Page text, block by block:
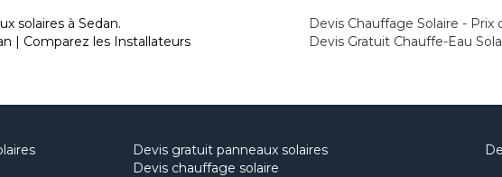
solaires à Sedan.
| Comparez les Installateurs
Devis Chauffage Solaire - Prix
Devis Gratuit Chauffe-Eau
Devis gratuit panneaux solaires
Devis chauffage solaire